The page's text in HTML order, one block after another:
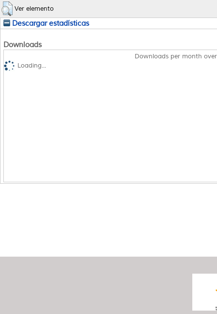
Ver elemento
Descargar estadísticas
Downloads
Downloads per month
Loading...